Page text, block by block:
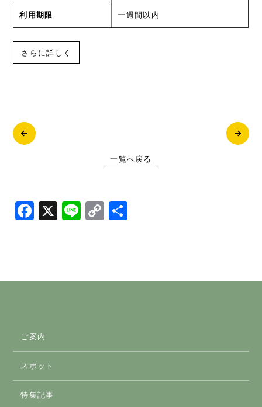
利用期限 一週間以内
さらに詳しく
一覧へ戻る
Facebook
X LineCopy
ご案内
スマートICのご案内
スポット
おすすめスポット
特集記事